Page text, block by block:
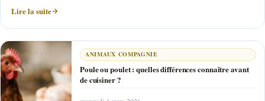
Lire la suite
ANIMAUX COMPAGNIE
Poule ou poulet : quelles différences connaître avant
de cuisiner ?